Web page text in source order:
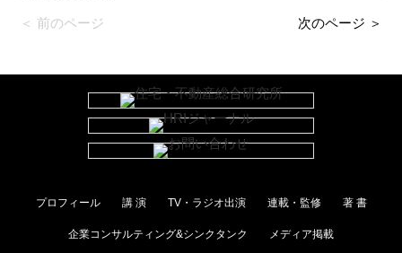
＜ 前のページ 次のページ ＞
プロフィール 講 演 TV・ラジオ出演 連載・監修 著 書
企業コンサルティング&シンクタンク メディア掲載